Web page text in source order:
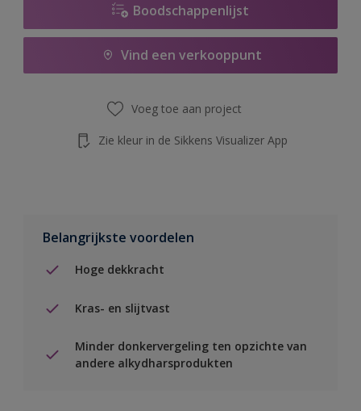
Boodschappenlijst
Vind een verkooppunt
Voeg toe aan project
Zie kleur in de Sikkens Visualizer App
Belangrijkste voordelen
Hoge dekkracht
Kras- en slijtvast
Minder donkervergeling ten opzichte van
andere alkydharsprodukten